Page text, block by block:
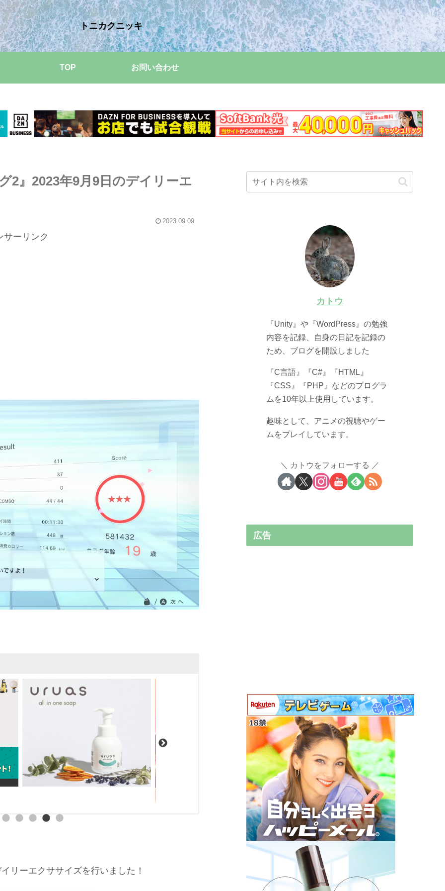
トニカクニッキ
TOP お問い合わせ
2』2023年9月9日のデイリーエ
2023.09.09
サーリンク
リーエクササイズを行いました！
カトウ
『Unity』や『WordPress』の勉強
内容を記録、自身の日記を記録の
ため、ブログを開設しました
『C言語』『C#』『HTML』
『CSS』『PHP』などのプログラ
ムを10年以上使用しています。
趣味として、アニメの視聴やゲー
ムをプレイしています。
カトウをフォローする
広告